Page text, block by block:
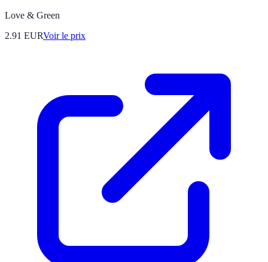
Love & Green
2.91 EURVoir le prix